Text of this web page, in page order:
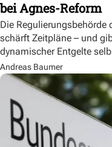
bei Agnes-Reform
Die Regulierungsbehörde
schärft Zeitpläne – und
dynamischer Entgelte
Andreas Baumer